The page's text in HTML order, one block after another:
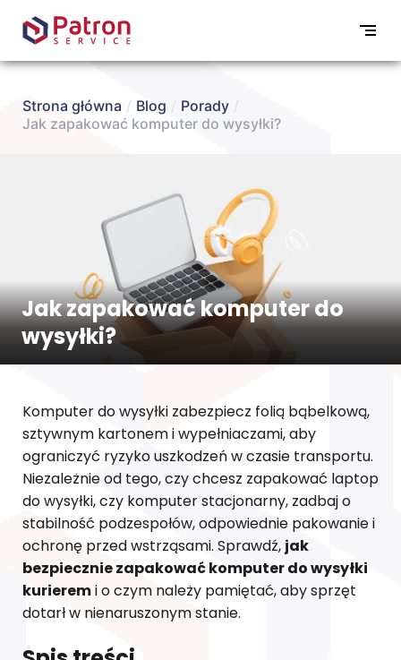
Strona główna / Blog / Porady /
Jak zapakować komputer do wysyłki?
Jak zapakować komputer do
wysyłki?
Komputer do wysyłki zabezpiecz folią bąbelkową,
sztywnym kartonem i wypełniaczami, aby
ograniczyć ryzyko uszkodzeń w czasie transportu.
Niezależnie od tego, czy chcesz zapakować laptop
do wysyłki, czy komputer stacjonarny, zadbaj o
stabilność podzespołów, odpowiednie pakowanie i
ochronę przed wstrząsami. Sprawdź, jak
bezpiecznie zapakować komputer do wysyłki
kurieremi o czym należy pamiętać, aby sprzęt
dotarł w nienaruszonym stanie.